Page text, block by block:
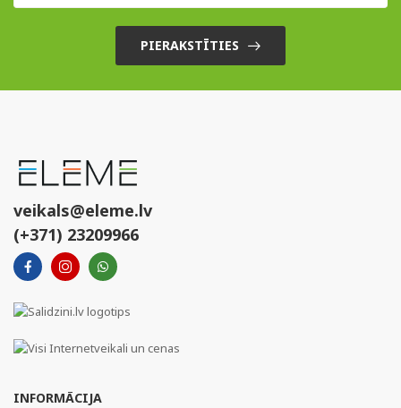
PIERAKSTĪTIES
veikals@eleme.lv
(+371) 23209966
INFORMĀCIJA